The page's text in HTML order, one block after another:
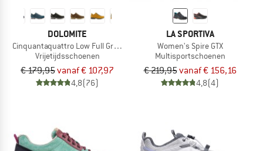
DOLOMITE
Cinquantaquattro Low Full Grain Leather Evo GTX
Vrijetijdsschoenen
€ 179,95vanaf € 107,97
4,8(76)
LA SPORTIVA
Women's Spire GTX
Multisportschoenen
€ 219,95vanaf € 156,16
4,8(4)